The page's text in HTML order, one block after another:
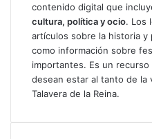
contenido digital que
cultura, política y ocio. Los
artículos sobre la historia y
como información sobre
importantes. Es un
desean estar al tanto de la
Talavera de la Reina.